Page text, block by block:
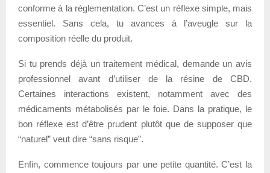
conforme à la réglementation. C’est un réflexe simple, mais
essentiel. Sans cela, tu avances à l’aveugle sur la
composition réelle du produit.
Si tu prends déjà un traitement médical, demande un avis
professionnel avant d’utiliser de la résine de CBD.
Certaines interactions existent, notamment avec des
médicaments métabolisés par le foie. Dans la pratique, le
bon réflexe est d’être prudent plutôt que de supposer que
“naturel” veut dire “sans risque”.
Enfin, commence toujours par une petite quantité. C’est la